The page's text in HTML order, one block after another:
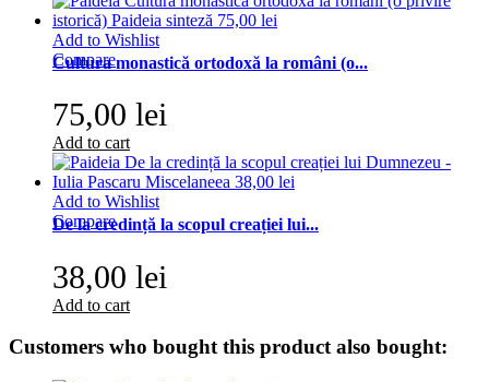
Add to Wishlist
Compare
Cultura monastică ortodoxă la români (o...
75,00 lei
Add to cart
Add to Wishlist
Compare
De la credință la scopul creației lui...
38,00 lei
Add to cart
Customers who bought this product also bought: